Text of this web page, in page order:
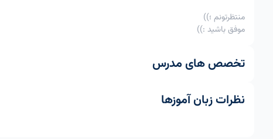
منتظرتونم ؛))
موفق باشید :))
تخصص های مدرس
نظرات زبان آموزها